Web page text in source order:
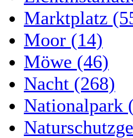
Marktplatz
Moor (14)
Möwe (46)
Nacht (268)
Nationalpark